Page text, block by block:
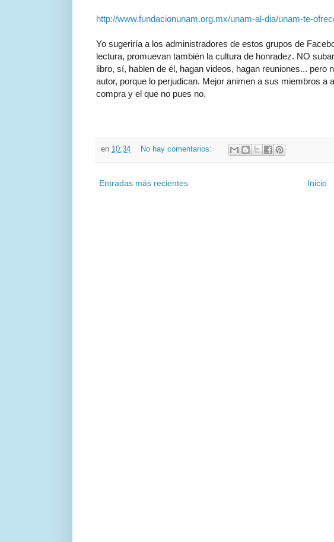
http://www.fundacionunam.org.mx/unam-al-dia/unam-te-
Yo sugeriría a los administradores de estos grupos de
lectura, promuevan también la cultura de honradez. NO
libro, sí, hablen de él, hagan videos, hagan reuniones... pero
autor, porque lo perjudican. Mejor animen a sus miembros a
compra y el que no pues no.
en 10:34 No hay comentarios:
Entradas más recientes Inicio